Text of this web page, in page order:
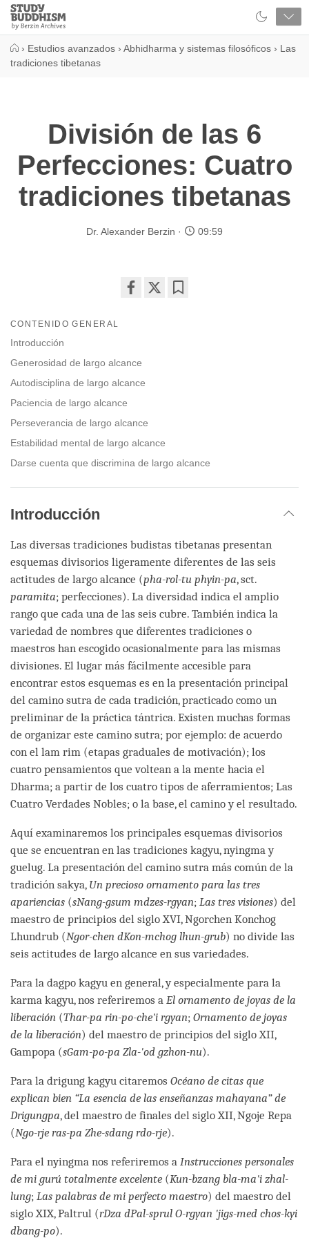
Close
Study
Buddhism
› Estudios avanzados › Abhidharma y sistemas filosóficos › Las
tradiciones tibetanas
División de las 6
Perfecciones: Cuatro
tradiciones tibetanas
Dr. Alexander Berzin 09:59
CONTENIDO GENERAL
Introducción
Generosidad de largo alcance
Autodisciplina de largo alcance
Paciencia de largo alcance
Perseverancia de largo alcance
Estabilidad mental de largo alcance
Darse cuenta que discrimina de largo alcance
Introducción
Las diversas tradiciones budistas tibetanas presentan
esquemas divisorios ligeramente diferentes de las seis
actitudes de largo alcance (pha-rol-tu phyin-pa, sct.
paramita; perfecciones). La diversidad indica el amplio
rango que cada una de las seis cubre. También indica la
variedad de nombres que diferentes tradiciones o
maestros han escogido ocasionalmente para las mismas
divisiones. El lugar más fácilmente accesible para
encontrar estos esquemas es en la presentación principal
del camino sutra de cada tradición, practicado como un
preliminar de la práctica tántrica. Existen muchas formas
de organizar este camino sutra; por ejemplo: de acuerdo
con el lam rim (etapas graduales de motivación); los
cuatro pensamientos que voltean a la mente hacia el
Dharma; a partir de los cuatro tipos de aferramientos; Las
Cuatro Verdades Nobles; o la base, el camino y el resultado.
Aquí examinaremos los principales esquemas divisorios
que se encuentran en las tradiciones kagyu, nyingma y
guelug. La presentación del camino sutra más común de la
tradición sakya, Un precioso ornamento para las tres
apariencias (sNang-gsum mdzes-rgyan; Las tres visiones) del
maestro de principios del siglo XVI, Ngorchen Konchog
Lhundrub (Ngor-chen dKon-mchog lhun-grub) no divide las
seis actitudes de largo alcance en sus variedades.
Para la dagpo kagyu en general, y especialmente para la
karma kagyu, nos referiremos a El ornamento de joyas de la
liberación (Thar-pa rin-po-che'i rgyan; Ornamento de joyas
de la liberación) del maestro de principios del siglo XII,
Gampopa (sGam-po-pa Zla-'od gzhon-nu).
Para la drigung kagyu citaremos Océano de citas que
explican bien “La esencia de las enseñanzas mahayana” de
Drigungpa, del maestro de finales del siglo XII, Ngoje Repa
(Ngo-rje ras-pa Zhe-sdang rdo-rje).
Para el nyingma nos referiremos a Instrucciones personales
de mi gurú totalmente excelente (Kun-bzang bla-ma'i zhal-
lung; Las palabras de mi perfecto maestro) del maestro del
siglo XIX, Paltrul (rDza dPal-sprul O-rgyan 'jigs-med chos-kyi
dbang-po).